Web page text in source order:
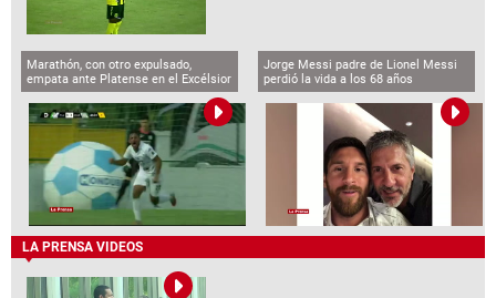
Marathón, con otro expulsado,
empata ante Platense en el Excélsior
Jorge Messi padre de Lionel Messi
perdió la vida a los 68 años
LA PRENSA VIDEOS